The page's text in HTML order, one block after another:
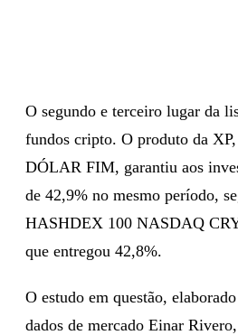
O segundo e terceiro lugar da
fundos cripto. O produto da
DÓLAR FIM, garantiu aos
de 42,9% no mesmo período,
HASHDEX 100 NASDAQ
que entregou 42,8%.
O estudo em questão,
dados de mercado Einar